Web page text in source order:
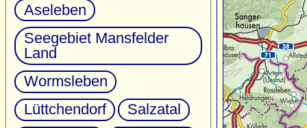
Aseleben
Seegebiet Mansfelder
Land
Wormsleben
Lüttchendorf
Salzatal